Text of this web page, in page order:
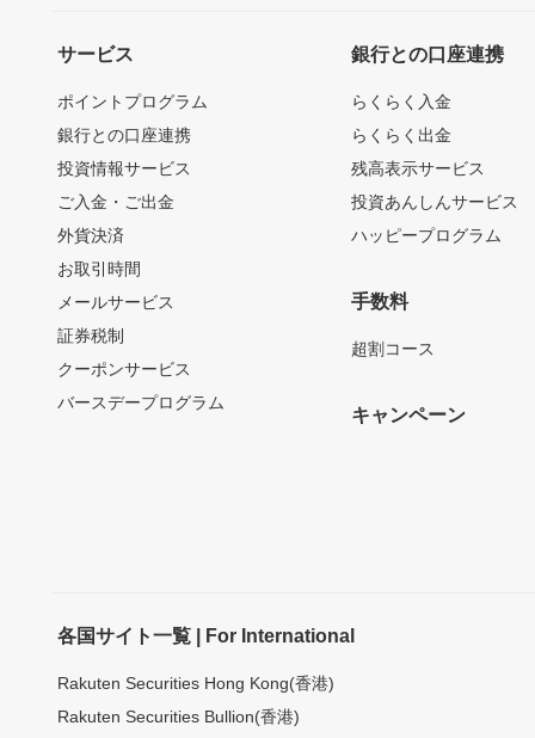
サービス
ポイントプログラム
銀行との口座連携
投資情報サービス
ご入金・ご出金
外貨決済
お取引時間
メールサービス
証券税制
クーポンサービス
バースデープログラム
銀行との口座連携
らくらく入金
らくらく出金
残高表示サービス
投資あんしんサービス
ハッピープログラム
手数料
超割コース
キャンペーン
各国サイト一覧 | For International
Rakuten Securities Hong Kong(香港)
Rakuten Securities Bullion(香港)